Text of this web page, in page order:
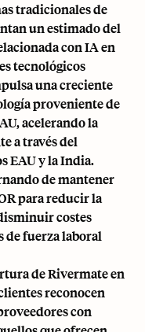
tradicionales de
un estimado del
con IA en
tecnológicos
una creciente
proveniente de
acelerando la
a través del
EAU y la India.
de mantener
para reducir la
costes
de fuerza laboral
de Rivermate en
reconocen
con